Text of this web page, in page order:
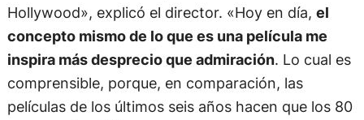
Hollywood», explicó el director. «Hoy en día, el
concepto mismo de lo que es una película me
inspira más desprecio que admiración. Lo cual es
comprensible, porque, en comparación, las
películas de los últimos seis años hacen que los 80